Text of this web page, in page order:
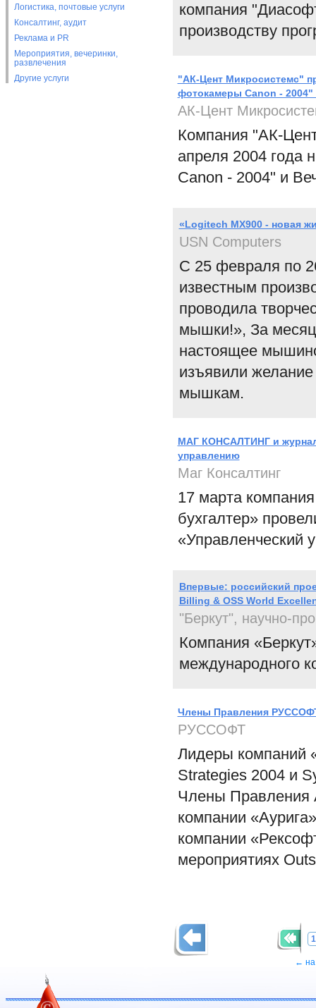
Логистика, почтовые услуги
Консалтинг, аудит
Реклама и PR
Мероприятия, вечеринки,
развлечения
Другие услуги
компания
производству
"АК-Цент Микросистемс"
фотокамеры Canon -
АК-Цент
Компания "АК-
апреля 2004 года
Canon - 2004" и
«Logitech MX900 - новая
USN Computers
С 25 февраля по
известным
проводила
мышки!», За
настоящее
изъявили
мышкам.
МАГ КОНСАЛТИНГ и журнал
управлению
Маг Консалтинг
17 марта
бухгалтер»
«Управленческий
Впервые: российский
Billing & OSS World
"Беркут", научно-
Компания
международного
Члены Правления
РУССОФТ
Лидеры компаний
Strategies 2004 и
Члены
компании
компании
мероприятиях
← на